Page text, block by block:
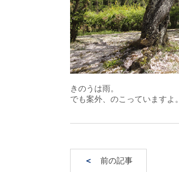
きのうは雨。
でも案外、のこっていますよ。
＜ 前の記事